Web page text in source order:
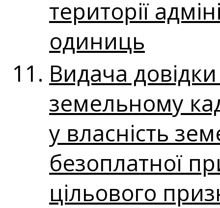
території
одиниць
Видача
земельному
у власність
безоплатної
цільового